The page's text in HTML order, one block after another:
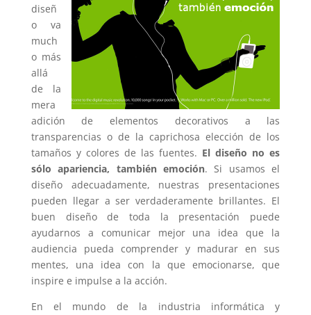
diseñ
o va
much
o más
allá
de la
mera
adición de elementos decorativos a las
transparencias o de la caprichosa elección de los
tamaños y colores de las fuentes. El diseño no es
sólo apariencia, también emoción. Si usamos el
diseño adecuadamente, nuestras presentaciones
pueden llegar a ser verdaderamente brillantes. El
buen diseño de toda la presentación puede
ayudarnos a comunicar mejor una idea que la
audiencia pueda comprender y madurar en sus
mentes, una idea con la que emocionarse, que
inspire e impulse a la acción.
En el mundo de la industria informática y